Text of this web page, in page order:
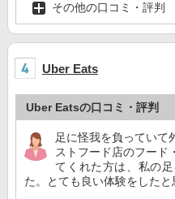
その他の口コミ・評判
Uber Eats
Uber Eatsの口コミ・評判
足に怪我を負っていて
ストフード店のフード
てくれた方は、私の
た。とても良い体験をしたと